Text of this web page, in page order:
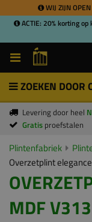
WIJ ZIJN
ACTIE: 20% korting
ZOEKEN DOOR
Levering door heel
Gratis proefstalen
Plintenfabriek
Overzetplint
MDF